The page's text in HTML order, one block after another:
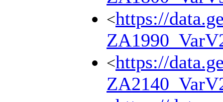
<https://
<https://